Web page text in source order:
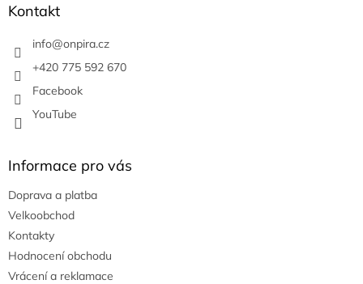
Kontakt
info@onpira.cz
+420 775 592 670
Facebook
YouTube
Informace pro vás
Doprava a platba
Velkoobchod
Kontakty
Hodnocení obchodu
Vrácení a reklamace